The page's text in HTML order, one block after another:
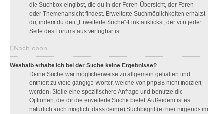
die Suchbox eingibst, die du in der Foren-Übersicht, der Foren-
oder Themenansicht findest. Erweiterte Suchmöglichkeiten erhältst
du, indem du den „Erweiterte Suche“-Link anklickst, der von jeder
Seite des Forums aus verfügbar ist.
Nach oben
Weshalb erhalte ich bei der Suche keine Ergebnisse?
Deine Suche war möglicherweise zu allgemein gehalten und
enthielt zu viele gängige Wörter, welche von phpBB nicht indiziert
werden. Stelle eine spezifischere Anfrage und benutze die
Optionen, die dir die erweiterte Suche bietet. Außerdem ist es
natürlich auch möglich, dass dein(e) Suchbegriff(e) hier nirgends im